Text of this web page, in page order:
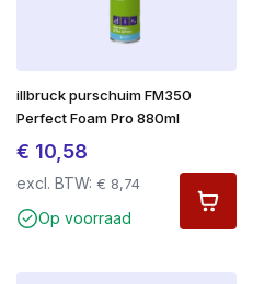
illbruck purschuim FM350
Perfect Foam Pro 880ml
€ 10,58
excl. BTW: € 8,74
Op voorraad